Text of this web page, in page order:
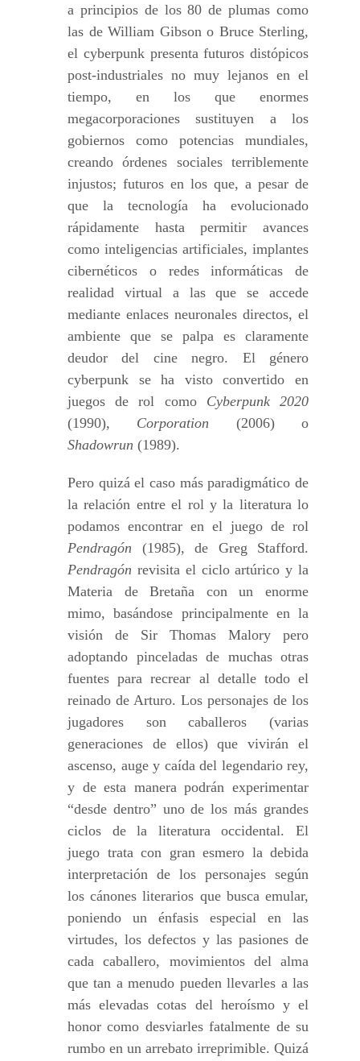
a principios de los 80 de plumas como
las de William Gibson o Bruce Sterling,
el cyberpunk presenta futuros distópicos
post-industriales no muy lejanos en el
tiempo, en los que enormes
megacorporaciones sustituyen a los
gobiernos como potencias mundiales,
creando órdenes sociales terriblemente
injustos; futuros en los que, a pesar de
que la tecnología ha evolucionado
rápidamente hasta permitir avances
como inteligencias artificiales, implantes
cibernéticos o redes informáticas de
realidad virtual a las que se accede
mediante enlaces neuronales directos, el
ambiente que se palpa es claramente
deudor del cine negro. El género
cyberpunk se ha visto convertido en
juegos de rol como Cyberpunk 2020
(1990), Corporation (2006) o
Shadowrun (1989).
Pero quizá el caso más paradigmático de
la relación entre el rol y la literatura lo
podamos encontrar en el juego de rol
Pendragón (1985), de Greg Stafford.
Pendragón revisita el ciclo artúrico y la
Materia de Bretaña con un enorme
mimo, basándose principalmente en la
visión de Sir Thomas Malory pero
adoptando pinceladas de muchas otras
fuentes para recrear al detalle todo el
reinado de Arturo. Los personajes de los
jugadores son caballeros (varias
generaciones de ellos) que vivirán el
ascenso, auge y caída del legendario rey,
y de esta manera podrán experimentar
“desde dentro” uno de los más grandes
ciclos de la literatura occidental. El
juego trata con gran esmero la debida
interpretación de los personajes según
los cánones literarios que busca emular,
poniendo un énfasis especial en las
virtudes, los defectos y las pasiones de
cada caballero, movimientos del alma
que tan a menudo pueden llevarles a las
más elevadas cotas del heroísmo y el
honor como desviarles fatalmente de su
rumbo en un arrebato irreprimible. Quizá